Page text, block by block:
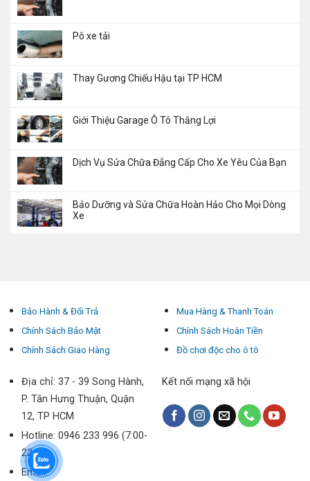
Pô xe tải
Thay Gương Chiếu Hậu tại TP HCM
Giới Thiệu Garage Ô Tô Thắng Lợi
Dịch Vụ Sửa Chữa Đẳng Cấp Cho Xe Yêu Của Bạn
Bảo Dưỡng và Sửa Chữa Hoàn Hảo Cho Mọi Dòng
Xe
Bảo Hành & Đổi Trả
Chính Sách Bảo Mật
Chính Sách Giao Hàng
Mua Hàng & Thanh Toán
Chính Sách Hoàn Tiền
Đồ chơi độc cho ô tô
Địa chỉ: 37 - 39 Song Hành,
P. Tân Hưng Thuận, Quận
12, TP HCM
Hotline: 0946 233 996 (7:00-
22:00)
Email:
Kết nối mạng xã hội